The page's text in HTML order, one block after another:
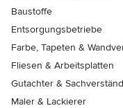
Baustoffe
Entsorgungsbetriebe
Farbe, Tapeten &
Fliesen & Arbeitsplatten
Gutachter &
Maler & Lackierer